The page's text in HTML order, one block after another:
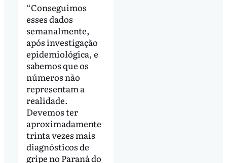
“Conseguimos
esses dados
semanalmente,
após investigação
epidemiológica, e
sabemos que os
números não
representam a
realidade.
Devemos ter
aproximadamente
trinta vezes mais
diagnósticos de
gripe no Paraná do